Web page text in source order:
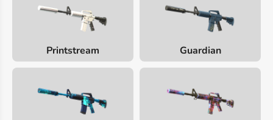
Printstream Guardian